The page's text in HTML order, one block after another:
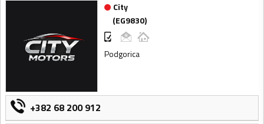
City
(EG9830)
Podgorica
+382 68 200 912